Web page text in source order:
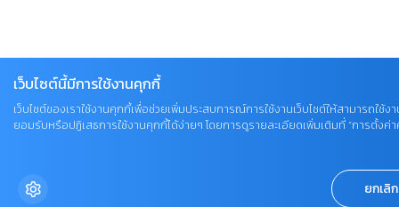
เว็บไซต์นี้มีการใช้งานคุกกี้
เว็บไซต์ของเราใช้งานคุกกี้เพื่อช่วยเพิ่มประสบการณ์การใช้งานเว็บไซต์ให้สามารถใ
ยอมรับหรือปฏิเสธการใช้งานคุกกี้ได้ง่ายๆ โดยการดูรายละเอียดเพิ่มเติมที่ “การตั้งค่
ยกเลิก